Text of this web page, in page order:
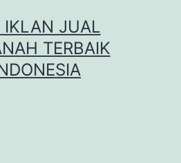
IKLAN JUAL
TERBAIK